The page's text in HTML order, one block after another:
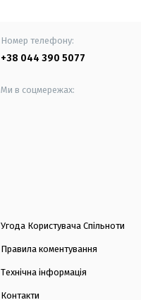
Номер телефону:
+38 044 390 5077
Ми в соцмережах:
Угода Користувача Спільноти
Правила коментування
Технічна інформація
Контакти